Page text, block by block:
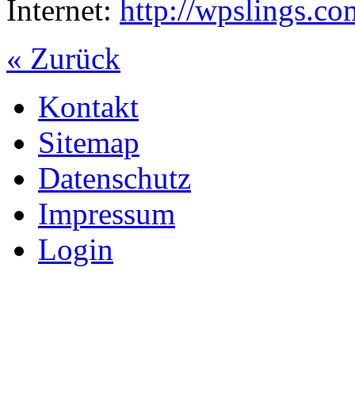
Internet: http://
« Zurück
Kontakt
Sitemap
Datenschutz
Impressum
Login